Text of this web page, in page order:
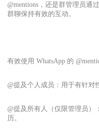
@mentions，还是群管理员通
群聊保持有效的互动。
有效使用 WhatsApp 的
@提及个人成员：用于有针对
@提及所有人（仅限管理员）
历。